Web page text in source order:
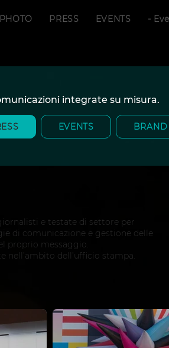
PHOTO PRESS EVENTS -
integrate su misura.
EVENTS
e testate di settore per
di comunicazione e gestione delle
proprio messaggio.
dell’ufficio stampa.